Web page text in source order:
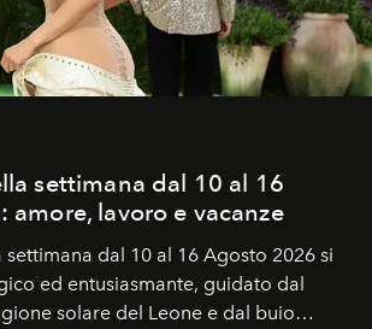
settimana dal 10 al 16
amore, lavoro e vacanze
dal 10 al 16 Agosto 2026 si
ed entusiasmante, guidato dal
solare del Leone e dal buio